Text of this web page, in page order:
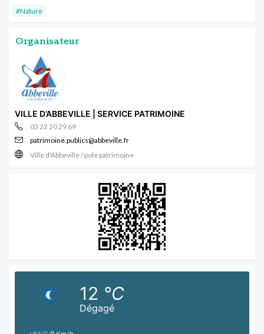
#Nature
Organisateur
VILLE D’ABBEVILLE | SERVICE PATRIMOINE
03 22 20 29 69
patrimoine.publics@abbeville.fr
Ville d'Abbeville / pole patrimoine
Dégagé
12 °C